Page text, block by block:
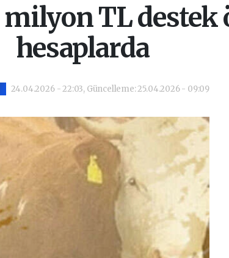
milyon TL destek
hesaplarda
24.04.2026 - 22:03, Güncelleme: 25.04.2026 - 09:09